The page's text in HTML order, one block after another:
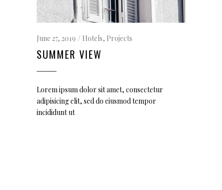
June 27, 2019 Hotels, Projects
SUMMER VIEW
Lorem ipsum dolor sit amet, consectetur
adipisicing elit, sed do eiusmod tempor
incididunt ut